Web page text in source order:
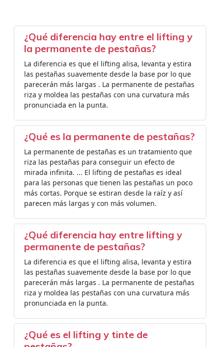
¿Qué diferencia hay entre el lifting y
la permanente de pestañas?
La diferencia es que el lifting alisa, levanta y estira
las pestañas suavemente desde la base por lo que
parecerán más largas . La permanente de pestañas
riza y moldea las pestañas con una curvatura más
pronunciada en la punta.
¿Qué es la permanente de pestañas?
La permanente de pestañas es un tratamiento que
riza las pestañas para conseguir un efecto de
mirada infinita. ... El lifting de pestañas es ideal
para las personas que tienen las pestañas un poco
más cortas. Porque se estiran desde la raíz y así
parecen más largas y con más volumen.
¿Qué diferencia hay entre lifting y
permanente de pestañas?
La diferencia es que el lifting alisa, levanta y estira
las pestañas suavemente desde la base por lo que
parecerán más largas . La permanente de pestañas
riza y moldea las pestañas con una curvatura más
pronunciada en la punta.
¿Qué es el lifting y tinte de